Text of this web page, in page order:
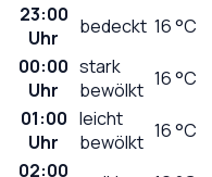
23:00
Uhr
bedeckt 16°C
00:00
Uhr
stark
bewölkt 16°C
01:00
Uhr
leicht
bewölkt 16°C
02:00